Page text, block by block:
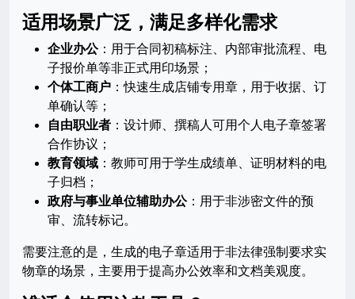
适用场景广泛，满足多样化需求
企业办公：用于合同初稿标注、内部审批流程、电
子报价单等非正式用印场景；
个体工商户 ：快速生成店铺专用章，用于收据、订
单确认等；
自由职业者 ：设计师、撰稿人可用个人电子章签署
合作协议；
教育领域 ：教师可用于学生成绩单、证明材料的电
子归档；
政府与事业单位辅助办公：用于非涉密文件的预
审、流转标记。
需要注意的是，生成的电子章适用于非法律强制要求实
物章的场景，主要用于提高办公效率和文档美观度。